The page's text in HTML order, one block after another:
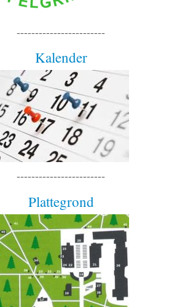
------------------------
Kalender
------------------------
Plattegrond